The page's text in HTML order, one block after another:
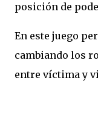
posición de
En este juego
cambiando los
entre víctima y